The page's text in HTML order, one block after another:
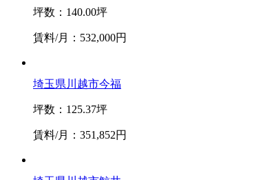
坪数：140.00坪
賃料/月：532,000円
埼玉県川越市今福
坪数：125.37坪
賃料/月：351,852円